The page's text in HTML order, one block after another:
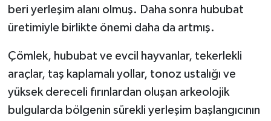
beri yerleşim alanı olmuş. Daha sonra hububat
üretimiyle birlikte önemi daha da artmış.
Çömlek, hububat ve evcil hayvanlar, tekerlekli
araçlar, taş kaplamalı yollar, tonoz ustalığı ve
yüksek dereceli fırınlardan oluşan arkeolojik
bulgularda bölgenin sürekli yerleşim başlangıcının